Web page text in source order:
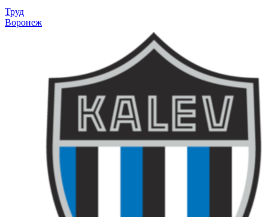
Труд
Воронеж